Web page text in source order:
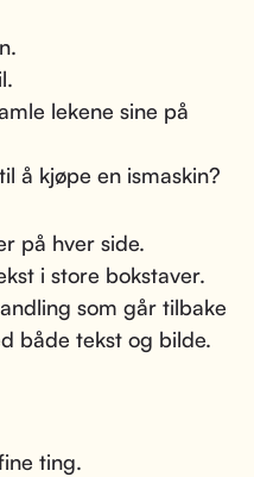
lekene sine på
å kjøpe en ismaskin?
på hver side.
i store bokstaver.
som går tilbake
både tekst og bilde.
ting.